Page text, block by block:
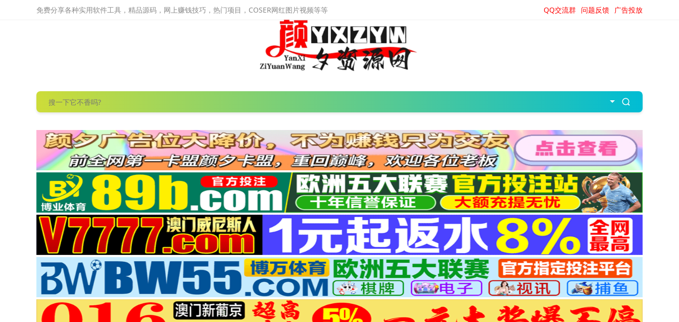
免费分享各种实用软件工具，精品源码，网上赚钱技巧，热门项目，COSER网红图片视频等等 广告投放
问题反馈
QQ交流群